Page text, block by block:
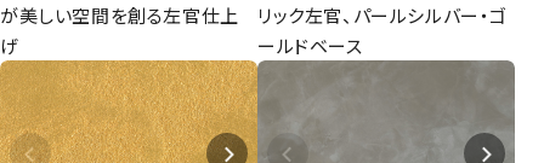
が美しい空間を創る左官仕上
げ
リック左官、パールシルバー・ゴ
ールドベース